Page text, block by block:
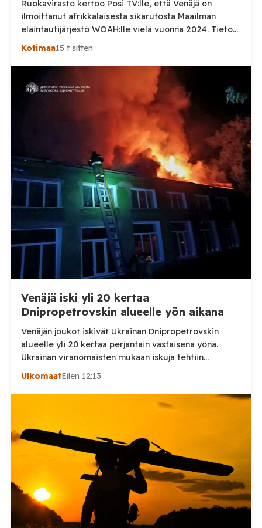
Ruokavirasto kertoo Posi TV:lle, että Venäjä on
ilmoittanut afrikkalaisesta sikarutosta Maailman
eläintautijärjestö WOAH:lle vielä vuonna 2024. Tieto
haastaa kokoomuksen kansanedustaja Timo Heinosen
sikaruttoilmoituksista. Suomi on puolestaan
ilmoittanut tuoreesta Virolahden tapauksesta sekä
WOAH:n kautta että suoraan Venäjän
eläinlääkintäviranomaisille. Ruokavirasto kertoi Posi
TV:lle tarkempia tietoja Suomen ensimmäisestä
afrikkalaisen sikaruton tapauksesta sekä
eläintautitietojen vaihdosta […]
Kotimaa15 t sitten
Venäjä iski yli 20 kertaa
Dnipropetrovskin alueelle yön aikana
Venäjän joukot iskivät Ukrainan Dnipropetrovskin
alueelle yli 20 kertaa perjantain vastaisena yönä.
Ukrainan viranomaisten mukaan iskuja tehtiin
drooneilla ja tykistöllä viidelle eri alueelle.
alueellisen sotilashallinnon johtaja Oleksandr Hanzha
kertoi perjantaiaamuna 7. elokuuta julkaisemassaan
hyökkäsivät yön aikana yli 20 kertaa viidelle alueelle.
Nikopolin alueella iskuja kohdistui Nikopolin
kaupunkiin sekä […]
UlkomaatEilen 12:13